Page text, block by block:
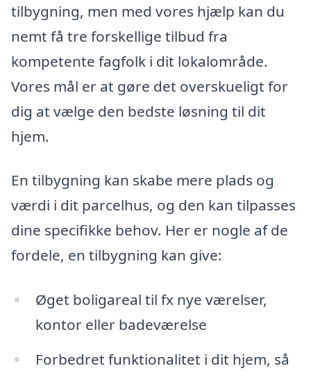
tilbygning, men med vores hjælp kan du
nemt få tre forskellige tilbud fra
kompetente fagfolk i dit lokalområde.
Vores mål er at gøre det overskueligt for
dig at vælge den bedste løsning til dit
hjem.
En tilbygning kan skabe mere plads og
værdi i dit parcelhus, og den kan tilpasses
dine specifikke behov. Her er nogle af de
fordele, en tilbygning kan give:
Øget boligareal til fx nye værelser,
kontor eller badeværelse
Forbedret funktionalitet i dit hjem, så